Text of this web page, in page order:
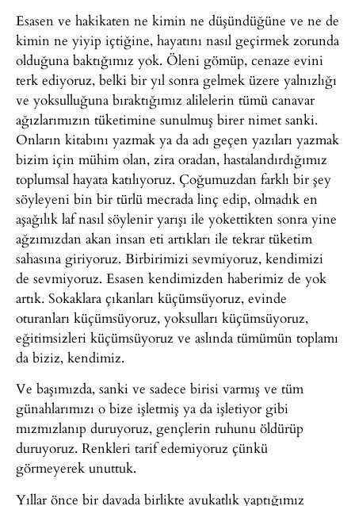
Esasen ve hakikaten ne kimin ne düşündüğüne ve ne de
kimin ne yiyip içtiğine, hayatını nasıl geçirmek zorunda
olduğuna baktığımız yok. Öleni gömüp, cenaze evini
terk ediyoruz, belki bir yıl sonra gelmek üzere yalnızlığı
ve yoksulluğuna bıraktığımız alilelerin tümü canavar
ağızlarımızın tüketimine sunulmuş birer nimet sanki.
Onların kitabını yazmak ya da adı geçen yazıları yazmak
bizim için mühim olan, zira oradan, hastalandırdığımız
toplumsal hayata katılıyoruz. Çoğumuzdan farklı bir şey
söyleyeni bin bir türlü mecrada linç edip, olmadık en
aşağılık laf nasıl söylenir yarışı ile yokettikten sonra yine
ağzımızdan akan insan eti artıkları ile tekrar tüketim
sahasına giriyoruz. Birbirimizi sevmiyoruz, kendimizi
de sevmiyoruz. Esasen kendimizden haberimiz de yok
artık. Sokaklara çıkanları küçümsüyoruz, evinde
oturanları küçümsüyoruz, yoksulları küçümsüyoruz,
eğitimsizleri küçümsüyoruz ve aslında tümümün toplamı
da biziz, kendimiz.
Ve başımızda, sanki ve sadece birisi varmış ve tüm
günahlarımızı o bize işletmiş ya da işletiyor gibi
mızmızlanıp duruyoruz, gençlerin ruhunu öldürüp
duruyoruz. Renkleri tarif edemiyoruz çünkü
görmeyerek unuttuk.
Yıllar önce bir davada birlikte avukatlık yaptığımız